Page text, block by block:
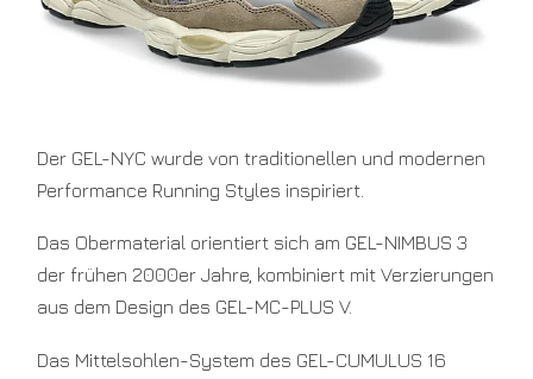
US
9.5
44
44.5
11
11.5
Der GEL-NYC wurde von traditionellen und modernen
Performance Running Styles inspiriert.​
Das Obermaterial orientiert sich am GEL-NIMBUS 3
der frühen 2000er Jahre, kombiniert mit Verzierungen
aus dem Design des GEL-MC-PLUS V.​
Das Mittelsohlen-System des GEL-CUMULUS 16